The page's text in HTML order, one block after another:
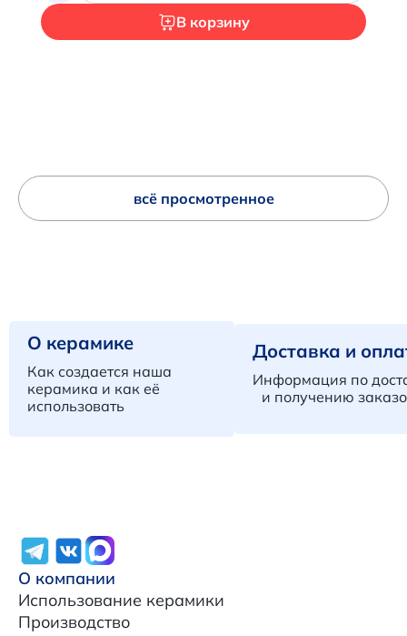
В корзину
всё просмотренное
О керамике
Как создается наша
керамика и как её
использовать
Доставка и
Информация по
и получению
О компании
Использование керамики
Производство